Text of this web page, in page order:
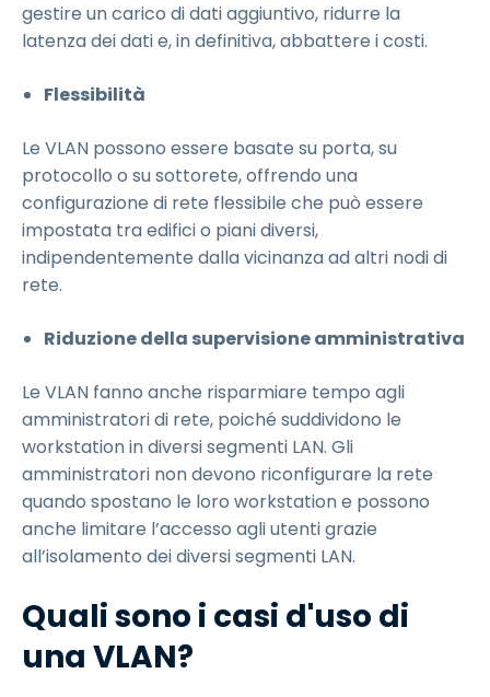
gestire un carico di dati aggiuntivo, ridurre la
latenza dei dati e, in definitiva, abbattere i costi.
Flessibilità
Le VLAN possono essere basate su porta, su
protocollo o su sottorete, offrendo una
configurazione di rete flessibile che può essere
impostata tra edifici o piani diversi,
indipendentemente dalla vicinanza ad altri nodi di
rete.
Riduzione della supervisione amministrativa
Le VLAN fanno anche risparmiare tempo agli
amministratori di rete, poiché suddividono le
workstation in diversi segmenti LAN. Gli
amministratori non devono riconfigurare la rete
quando spostano le loro workstation e possono
anche limitare l’accesso agli utenti grazie
all’isolamento dei diversi segmenti LAN.
Quali sono i casi d'uso di
una VLAN?